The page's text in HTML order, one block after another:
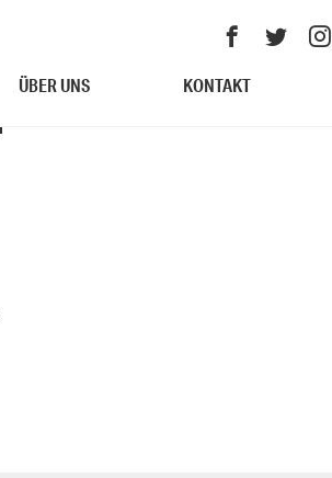
ÜBER UNS KONTAKT